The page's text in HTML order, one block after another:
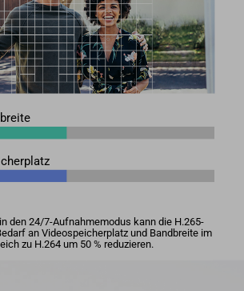
den 24/7-Aufnahmemodus kann die H.265-
an Videospeicherplatz und Bandbreite im
zu H.264 um 50 % reduzieren.